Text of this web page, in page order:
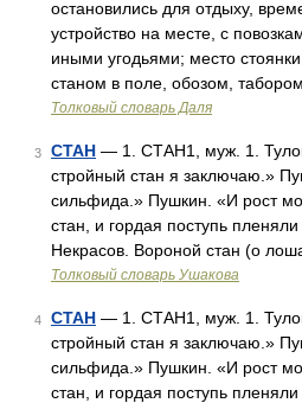
остановились для отдыху,
устройство на месте, с
иными угодьями; место
станом в поле, обозом,
Толковый словарь Даля
3 СТАН — 1. СТАН1, муж. 1.
стройный стан я заключаю.»
сильфида.» Пушкин. «И рост
стан, и гордая поступь
Некрасов. Вороной стан (о
Толковый словарь Ушакова
4 СТАН — 1. СТАН1, муж. 1.
стройный стан я заключаю.»
сильфида.» Пушкин. «И рост
стан, и гордая поступь